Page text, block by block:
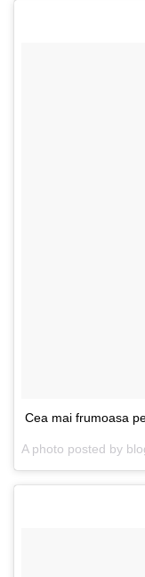
Cea mai frumoasa
A photo posted by